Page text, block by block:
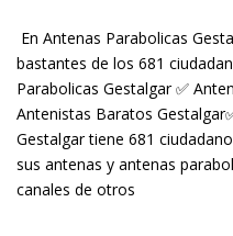
En Antenas Parabolicas
bastantes de los 681
Parabolicas Gestalgar ✅
Antenistas Baratos
Gestalgar tiene 681
sus antenas y antenas
canales de otros